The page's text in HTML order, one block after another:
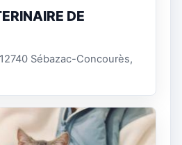
DE
Sébazac-Concourès,